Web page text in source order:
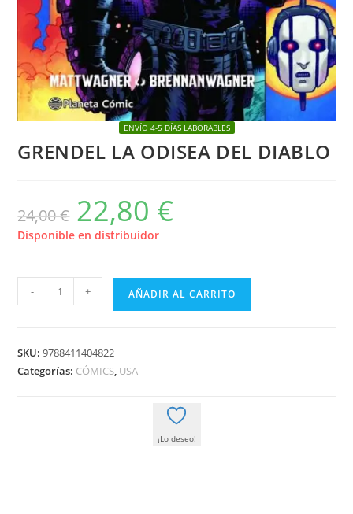
ENVÍO 4-5 DÍAS LABORABLES
GRENDEL LA ODISEA DEL DIABLO
24,00€
El
precio
original
era:
22,80 €
Disponible en distribuidor
GRENDEL
LA
DIABLO
- + AÑADIR AL CARRITO
SKU:9788411404822
Categorías: CÓMICS, USA
¡Lo deseo!